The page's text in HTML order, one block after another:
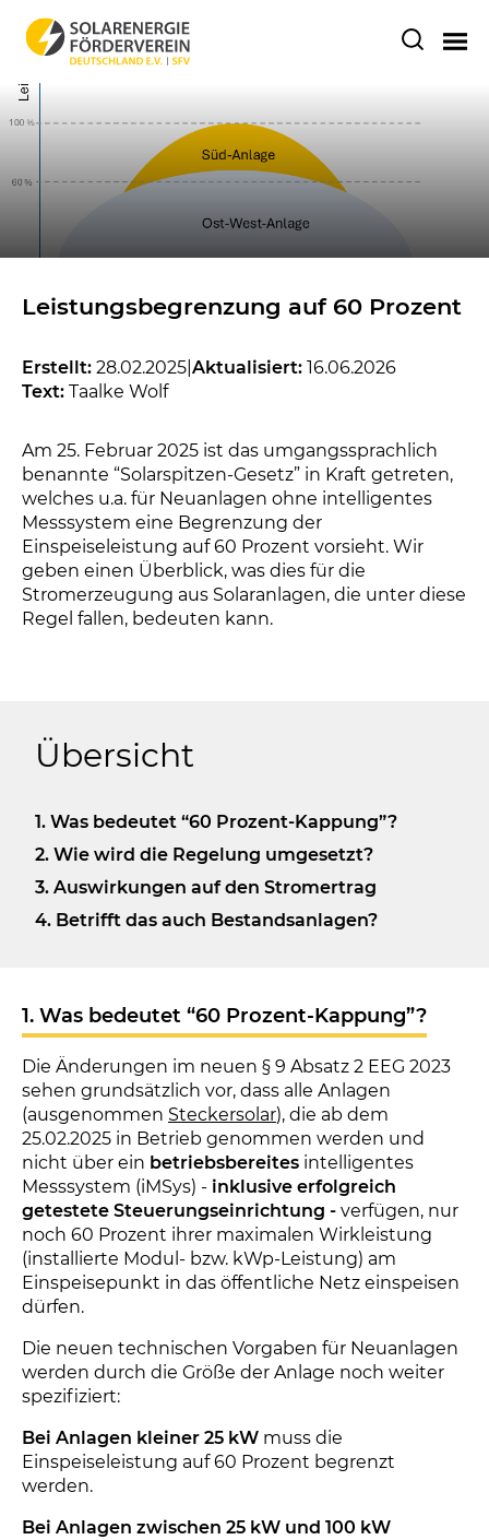
Leistungsbegrenzung auf 60 Prozent
Erstellt: 28.02.2025 Aktualisiert: 16.06.2026
Text: Taalke Wolf
Am 25. Februar 2025 ist das umgangssprachlich
benannte “Solarspitzen-Gesetz” in Kraft getreten,
welches u.a. für Neuanlagen ohne intelligentes
Messsystem eine Begrenzung der
Einspeiseleistung auf 60 Prozent vorsieht. Wir
geben einen Überblick, was dies für die
Stromerzeugung aus Solaranlagen, die unter diese
Regel fallen, bedeuten kann.
Übersicht
1. Was bedeutet “60 Prozent-Kappung”?
2. Wie wird die Regelung umgesetzt?
3. Auswirkungen auf den Stromertrag
4. Betrifft das auch Bestandsanlagen?
1. Was bedeutet “60 Prozent-Kappung”?
Die Änderungen im neuen § 9 Absatz 2 EEG 2023
sehen grundsätzlich vor, dass alle Anlagen
(ausgenommen Steckersolar), die ab dem
25.02.2025 in Betrieb genommen werden und
nicht über ein betriebsbereites intelligentes
Messsystem (iMSys) - inklusive erfolgreich
getestete Steuerungseinrichtung - verfügen, nur
noch 60 Prozent ihrer maximalen Wirkleistung
(installierte Modul- bzw. kWp-Leistung) am
Einspeisepunkt in das öffentliche Netz einspeisen
dürfen.
Die neuen technischen Vorgaben für Neuanlagen
werden durch die Größe der Anlage noch weiter
spezifiziert:
Bei Anlagen kleiner 25 kW muss die
Einspeiseleistung auf 60 Prozent begrenzt
werden.
Bei Anlagen zwischen 25 kW und 100 kW